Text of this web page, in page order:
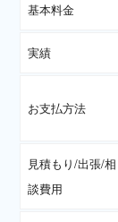
基本料金
実績
お支払方法
見積もり/出張/相
談費用